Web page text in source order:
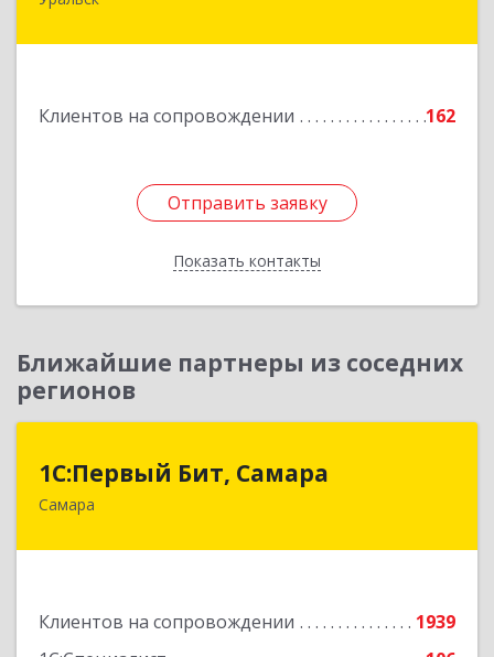
Клиентов на сопровождении 162
Отправить заявку
Показать контакты
Отправить заявку
Назад
Ближайшие партнеры из соседних
регионов
1С:Первый Бит, Самара
Самара
Клиентов на сопровождении
1939
1С:Первый Бит, Самара
443013, Самарская обл, Самара г, Дачная ул,